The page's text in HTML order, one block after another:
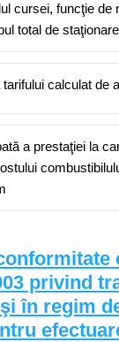
cursei, funcţie de
total de staţionare
calculat de
a prestaţiei la
privind
în regim